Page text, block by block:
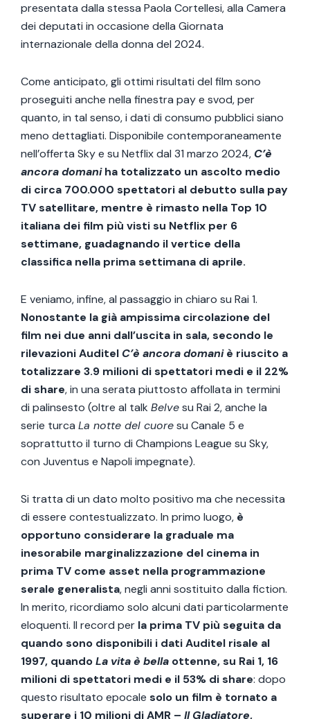
presentata dalla stessa Paola Cortellesi, alla Camera
dei deputati in occasione della Giornata
internazionale della donna del 2024.
Come anticipato, gli ottimi risultati del film sono
proseguiti anche nella finestra pay e svod, per
quanto, in tal senso, i dati di consumo pubblici siano
meno dettagliati. Disponibile contemporaneamente
nell’offerta Sky e su Netflix dal 31 marzo 2024, C’è
ancora domaniha totalizzato un ascolto medio
di circa 700.000 spettatori al debutto sulla pay
TV satellitare, mentre è rimasto nella Top 10
italiana dei film più visti su Netflix per 6
settimane, guadagnando il vertice della
classifica nella prima settimana di aprile.
E veniamo, infine, al passaggio in chiaro su Rai 1.
Nonostante la già ampissima circolazione del
film nei due anni dall’uscita in sala, secondo le
rilevazioni Auditel C’è ancora domaniè riuscito a
totalizzare 3.9 milioni di spettatori medi e il 22%
di share, in una serata piuttosto affollata in termini
di palinsesto (oltre al talk Belvesu Rai 2, anche la
serie turca La notte del cuoresu Canale 5 e
soprattutto il turno di Champions League su Sky,
con Juventus e Napoli impegnate).
Si tratta di un dato molto positivo ma che necessita
di essere contestualizzato. In primo luogo, è
opportuno considerare la graduale ma
inesorabile marginalizzazione del cinema in
prima TV come asset nella programmazione
serale generalista, negli anni sostituito dalla fiction.
In merito, ricordiamo solo alcuni dati particolarmente
eloquenti. Il record per la prima TV più seguita da
quando sono disponibili i dati Auditel risale al
1997, quandoLa vita è bella ottenne, su Rai 1, 16
milioni di spettatori medi e il 53% di share: dopo
questo risultato epocale solo un film è tornato a
superare i 10 milioni di AMR – Il Gladiatore,